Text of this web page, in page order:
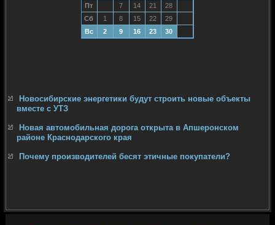
Пт
7 14 21
28
Сб
1 8 15 22
29
Вс
2 9 16 23 30
Новосибирские энергетики будут строить новые объекты
вместе с УТЗ
Новая автомобильная дорога открыта в Апшеронском
районе Краснодарского края
Почему производителей бесят этичные покупатели?